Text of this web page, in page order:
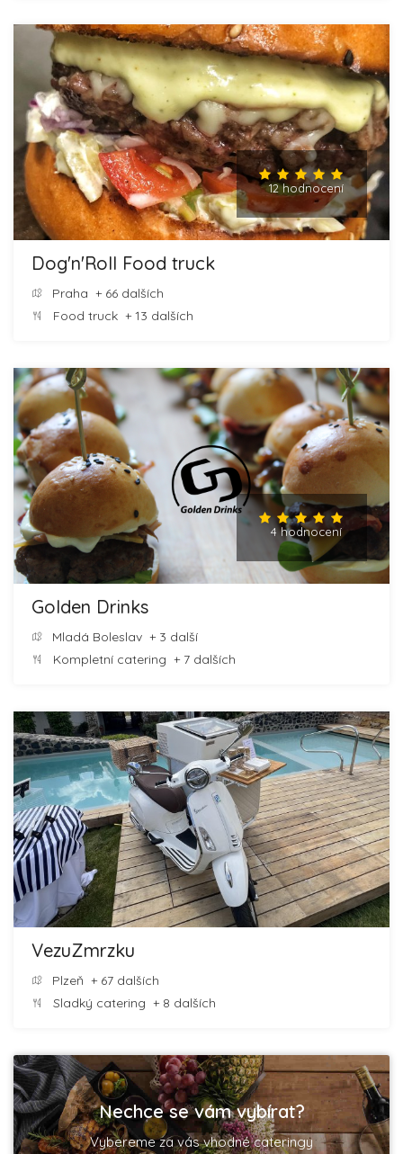
12 hodnocení
Dog'n'Roll Food truck
Praha + 66 dalších
Food truck + 13 dalších
4 hodnocení
Golden Drinks
Mladá Boleslav + 3 další
Kompletní catering + 7 dalších
VezuZmrzku
Plzeň + 67 dalších
Sladký catering + 8 dalších
Nechce se vám vybírat?
Vybereme za vás vhodné cateringy